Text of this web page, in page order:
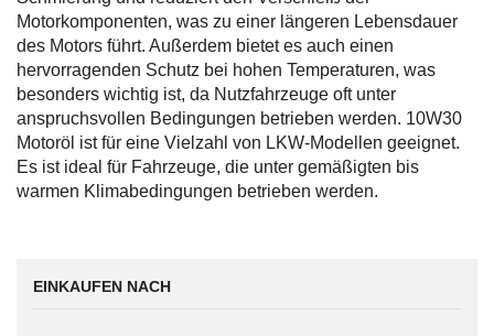
Motorkomponenten, was zu einer längeren Lebensdauer
des Motors führt. Außerdem bietet es auch einen
hervorragenden Schutz bei hohen Temperaturen, was
besonders wichtig ist, da Nutzfahrzeuge oft unter
anspruchsvollen Bedingungen betrieben werden. 10W30
Motoröl ist für eine Vielzahl von LKW-Modellen geeignet.
Es ist ideal für Fahrzeuge, die unter gemäßigten bis
warmen Klimabedingungen betrieben werden.
EINKAUFEN NACH